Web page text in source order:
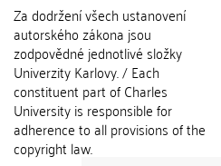
Za dodržení všech ustanovení
autorského zákona jsou
zodpovědné jednotlivé složky
Univerzity Karlovy. / Each
constituent part of Charles
University is responsible for
adherence to all provisions of the
copyright law.